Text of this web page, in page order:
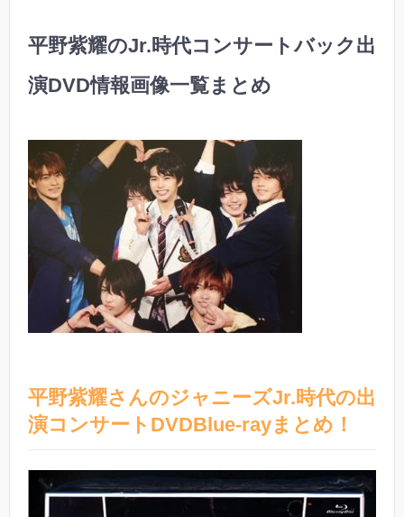
平野紫耀のJr.時代コンサートバック出
演DVD情報画像一覧まとめ
平野紫耀さんのジャニーズJr.時代の出
演コンサートDVDBlue-rayまとめ！